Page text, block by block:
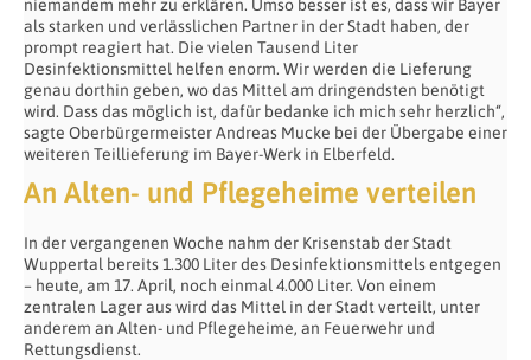
niemandem mehr zu erklären. Umso besser ist es, dass wir Bayer
als starken und verlässlichen Partner in der Stadt haben, der
prompt reagiert hat. Die vielen Tausend Liter
Desinfektionsmittel helfen enorm. Wir werden die Lieferung
genau dorthin geben, wo das Mittel am dringendsten benötigt
wird. Dass das möglich ist, dafür bedanke ich mich sehr herzlich“,
sagte Oberbürgermeister Andreas Mucke bei der Übergabe einer
weiteren Teillieferung im Bayer-Werk in Elberfeld.
An Alten- und Pflegeheime verteilen
In der vergangenen Woche nahm der Krisenstab der Stadt
Wuppertal bereits 1.300 Liter des Desinfektionsmittels entgegen
– heute, am 17. April, noch einmal 4.000 Liter. Von einem
zentralen Lager aus wird das Mittel in der Stadt verteilt, unter
anderem an Alten- und Pflegeheime, an Feuerwehr und
Rettungsdienst.